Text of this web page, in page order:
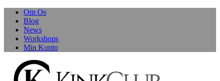
Skip
content
Om Os
Blog
News
Workshops
Min Konto